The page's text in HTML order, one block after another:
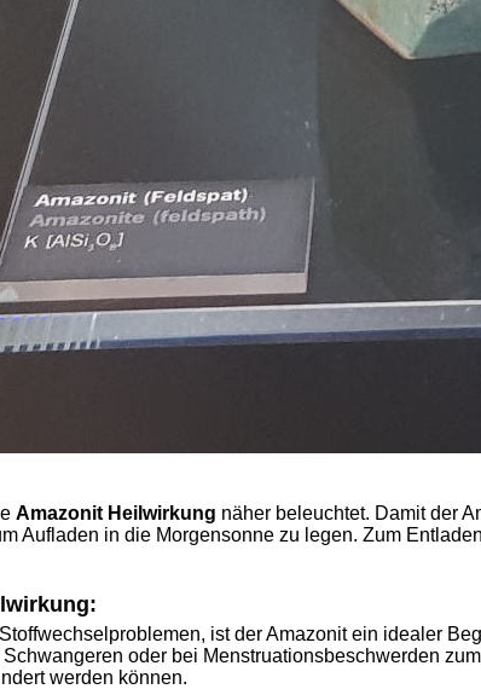
Amazonit Heilwirkung näher beleuchtet. Damit der
Aufladen in die Morgensonne zu legen. Zum
ist der Amazonit ein idealer
oder bei Menstruationsbeschwerden
werden können.